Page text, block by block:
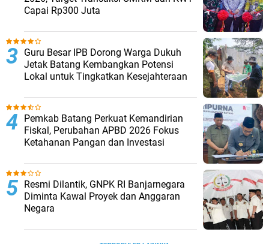
Capai Rp300 Juta
Guru Besar IPB Dorong Warga Dukuh
Jetak Batang Kembangkan Potensi
Lokal untuk Tingkatkan Kesejahteraan
Pemkab Batang Perkuat Kemandirian
Fiskal, Perubahan APBD 2026 Fokus
Ketahanan Pangan dan Investasi
Resmi Dilantik, GNPK RI Banjarnegara
Diminta Kawal Proyek dan Anggaran
Negara